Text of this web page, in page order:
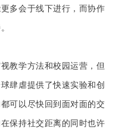
多会于线下进行，而协作
教学方法和校园运营，但
肆虐提供了快速实验和创
可以尽快回到面对面的交
保持社交距离的同时也许